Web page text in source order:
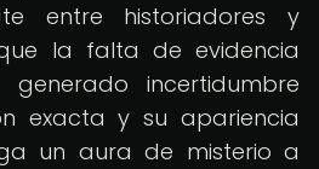
entre historiadores y
la falta de evidencia
incertidumbre
exacta y su apariencia
un aura de misterio a